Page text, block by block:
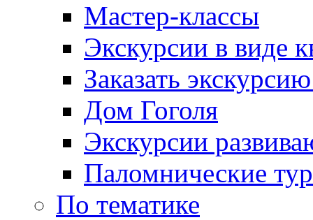
Мастер-классы
Экскурсии в виде
Заказать
Дом Гоголя
Экскурсии
Паломнические
По тематике